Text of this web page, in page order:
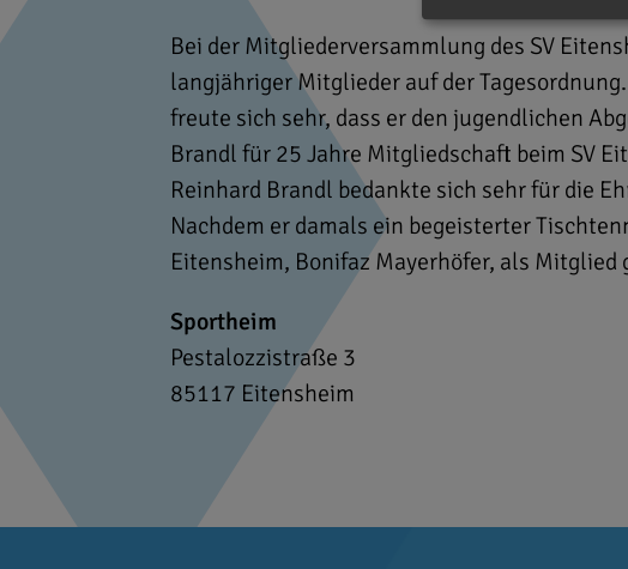
Bei der Mitgliederversammlung des SV
langjähriger Mitglieder auf der
freute sich sehr, dass er den jugendlichen
Brandl für 25 Jahre Mitgliedschaft beim SV
Reinhard Brandl bedankte sich sehr für die
Nachdem er damals ein begeisterter
Eitensheim, Bonifaz Mayerhöfer, als Mitglied
Sportheim
Pestalozzistraße 3
85117 Eitensheim